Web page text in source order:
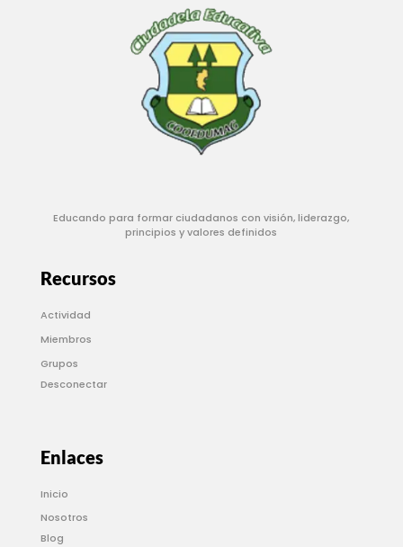
Educando para formar ciudadanos con visión, liderazgo,
principios y valores definidos
Recursos
Actividad
Miembros
Grupos
Desconectar
Enlaces
Inicio
Nosotros
Blog